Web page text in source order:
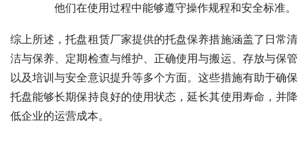
他们在使用过程中能够遵守操作规程和安全标准。
综上所述，托盘租赁厂家提供的托盘保养措施涵盖了日常清
洁与保养、定期检查与维护、正确使用与搬运、存放与保管
以及培训与安全意识提升等多个方面。这些措施有助于确保
托盘能够长期保持良好的使用状态，延长其使用寿命，并降
低企业的运营成本。